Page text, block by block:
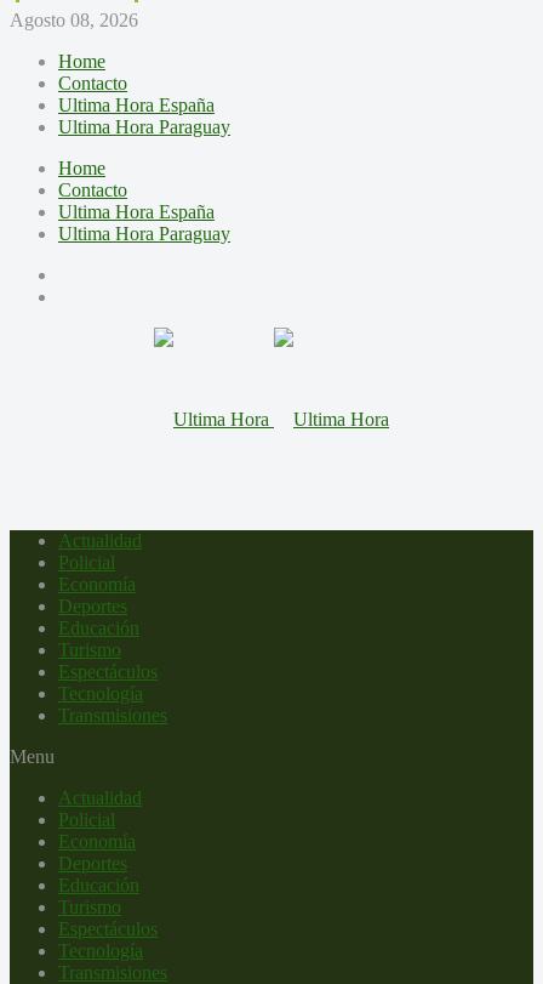
Agosto 08, 2026
Home
Contacto
Ultima Hora España
Ultima Hora Paraguay
Home
Contacto
Ultima Hora España
Ultima Hora Paraguay
Actualidad
Policial
Economía
Deportes
Educación
Turismo
Espectáculos
Tecnología
Transmisiones
Menu
Actualidad
Policial
Economía
Deportes
Educación
Turismo
Espectáculos
Tecnología
Transmisiones